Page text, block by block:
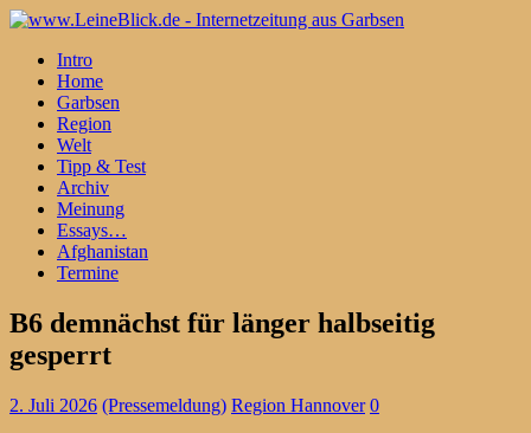
Intro
Home
Garbsen
Region
Welt
Tipp & Test
Archiv
Meinung
Essays…
Afghanistan
Termine
B6 demnächst für länger halbseitig
gesperrt
2. Juli 2026 (Pressemeldung) Region Hannover 0